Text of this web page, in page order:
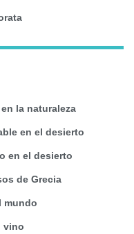
la naturaleza
en el desierto
en el desierto
de Grecia
mundo
vino